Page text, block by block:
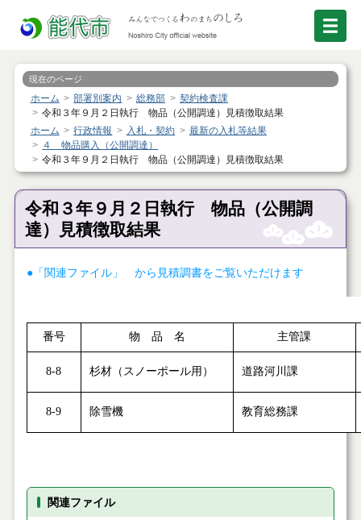
現在のページ
ホーム 部署別案内 総務部
契約検査課
令和３年９月２日執行 物品（公開調達）見積徴取結果
ホーム
行政情報 入札・契約
最新の入札等結果
４ 物品購入（公開調達）
令和３年９月２日執行 物品（公開調達）見積徴取結果
令和３年９月２日執行 物品（公開調
達）見積徴取結果
●「関連ファイル」 から見積調書をご覧いただけます
番号 物 品 名 主管課
8-8 杉材（スノーポール用） 道路河川課
8-9 除雪機 教育総務課
関連ファイル